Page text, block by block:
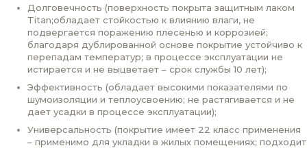
Долговечность (поверхность покрыта защитным лаком
Titan;обладает стойкостью к влиянию влаги, не
подвергается поражению плесенью и коррозией;
благодаря дублированной основе покрытие устойчиво к
перепадам температур; в процессе эксплуатации не
истирается и не выцветает – срок службы 10 лет);
Эффективность (обладает высокими показателями по
шумоизоляции и теплоусвоению; не растягивается и не
дает усадки в процессе эксплуатации);
Универсальность (покрытие имеет 22 класс применения
– применимо для укладки в жилых помещениях; подходит